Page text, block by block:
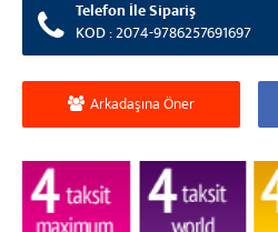
Arkadaşına Öner
Telefon İle Sipariş
KOD : 2074-9786257691697